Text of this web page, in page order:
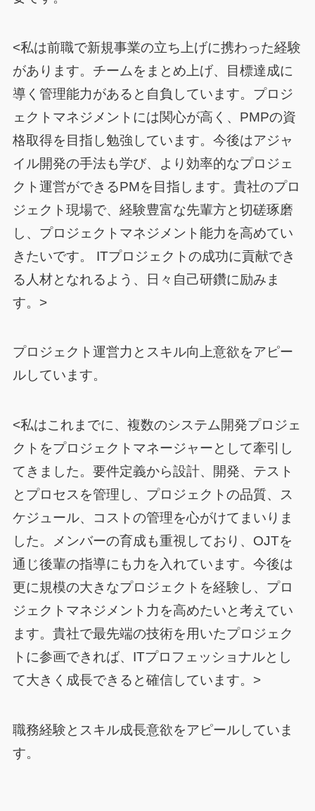
<私は前職で新規事業の立ち上げに携わった経験
があります。チームをまとめ上げ、目標達成に
導く管理能力があると自負しています。プロジ
ェクトマネジメントには関心が高く、PMPの資
格取得を目指し勉強しています。今後はアジャ
イル開発の手法も学び、より効率的なプロジェ
クト運営ができるPMを目指します。貴社のプロ
ジェクト現場で、経験豊富な先輩方と切磋琢磨
し、プロジェクトマネジメント能力を高めてい
きたいです。 ITプロジェクトの成功に貢献でき
る人材となれるよう、日々自己研鑽に励みま
す。>
プロジェクト運営力とスキル向上意欲をアピー
ルしています。
<私はこれまでに、複数のシステム開発プロジェ
クトをプロジェクトマネージャーとして牽引し
てきました。要件定義から設計、開発、テスト
とプロセスを管理し、プロジェクトの品質、ス
ケジュール、コストの管理を心がけてまいりま
した。メンバーの育成も重視しており、OJTを
通じ後輩の指導にも力を入れています。今後は
更に規模の大きなプロジェクトを経験し、プロ
ジェクトマネジメント力を高めたいと考えてい
ます。貴社で最先端の技術を用いたプロジェク
トに参画できれば、ITプロフェッショナルとし
て大きく成長できると確信しています。>
職務経験とスキル成長意欲をアピールしていま
す。